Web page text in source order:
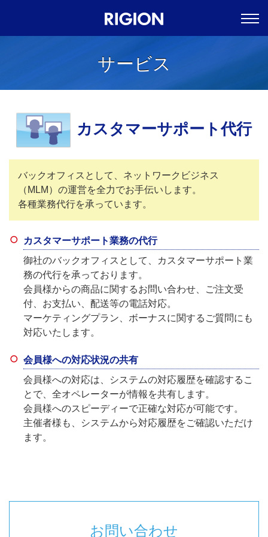
サービス
カスタマーサポート代行
バックオフィスとして、ネットワークビジネス
（MLM）の運営を全力でお手伝いします。
各種業務代行を承っています。
カスタマーサポート業務の代行
御社のバックオフィスとして、カスタマーサポート業
務の代行を承っております。
会員様からの商品に関するお問い合わせ、ご注文受
付、お支払い、配送等の電話対応。
マーケティングプラン、ボーナスに関するご質問にも
対応いたします。
会員様への対応状況の共有
会員様への対応は、システムの対応履歴を確認するこ
とで、全オペレーターが情報を共有します。
会員様へのスピーディーで正確な対応が可能です。
主催者様も、システムから対応履歴をご確認いただけ
ます。
お問い合わせ